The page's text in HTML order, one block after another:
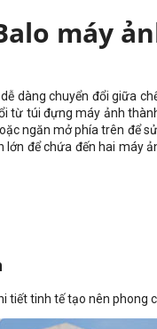
máy
dễ dàng chuyển đổi giữa
từ túi đựng máy ảnh
ngăn mở phía trên để
lớn để chứa đến hai máy
tiết tinh tế tạo nên